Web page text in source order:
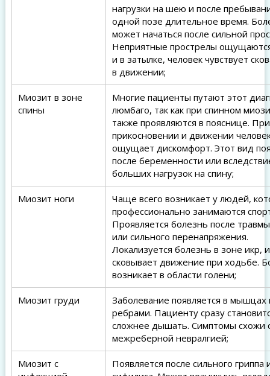
нагрузки на шею и после
одной позе длительное время.
может начаться после сильной
Неприятные прострелы
и в затылке, человек чувствует
в движении;
Миозит в зоне
спины
Многие пациенты путают этот
люмбаго, так как при спинном
также проявляются в пояснице. При
прикосновении и движении
ощущает дискомфорт. Этот вид
после беременности или
больших нагрузок на спину;
Миозит ноги
Чаще всего возникает у людей,
профессионально занимаются
Проявляется болезнь после
или сильного перенапряжения.
Локализуется болезнь в зоне икр, и
сковывает движение при ходьбе.
возникает в области голени;
Миозит груди
Заболевание появляется в
ребрами. Пациенту сразу
сложнее дышать. Симптомы схожи
межреберной невралгией;
Миозит с
Появляется после сильного гриппа